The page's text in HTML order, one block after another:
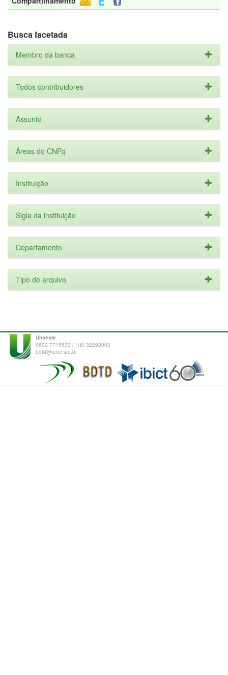
Busca facetada
Membro da banca
Todos contribuidores
Assunto
Áreas do CNPq
Instituição
Sigla da instituição
Departamento
Tipo de arquivo
Unoeste
0800 7715533 / (18) 32292003
bdtd@unoeste.br